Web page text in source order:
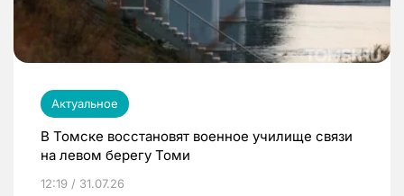
Актуальное
В Томске восстановят военное училище связи
на левом берегу Томи
12:19 / 31.07.26